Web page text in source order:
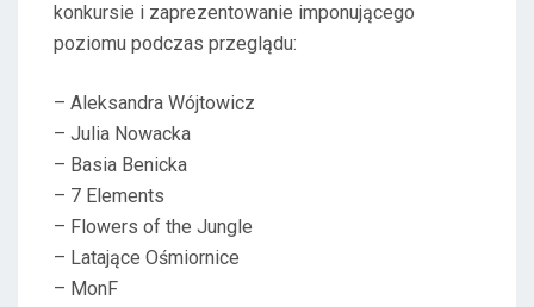
konkursie i zaprezentowanie imponującego
poziomu podczas przeglądu:
– Aleksandra Wójtowicz
– Julia Nowacka
– Basia Benicka
– 7 Elements
– Flowers of the Jungle
– Latające Ośmiornice
– MonF